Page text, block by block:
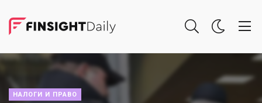
НАЛОГИ И ПРАВО